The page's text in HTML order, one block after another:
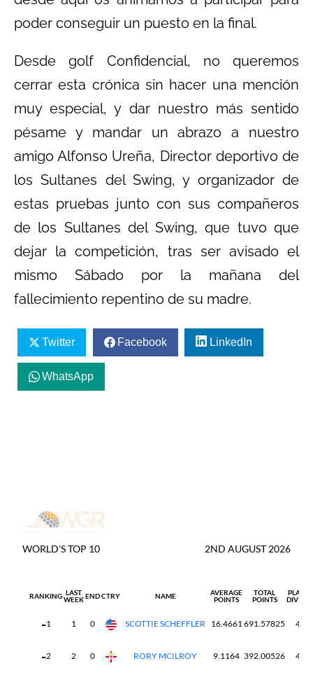
poder conseguir un puesto en la final.
Desde golf Confidencial, no queremos
cerrar esta crónica sin hacer una mención
muy especial, y dar nuestro más sentido
pésame y mandar un abrazo a nuestro
amigo Alfonso Ureña, Director deportivo de
los Sultanes del Swing, y organizador de
estas pruebas junto con sus compañeros
de los Sultanes del Swing, que tuvo que
dejar la competición, tras ser avisado el
mismo Sábado por la mañana del
fallecimiento repentino de su madre.
Twitter Facebook LinkedIn
WhatsApp